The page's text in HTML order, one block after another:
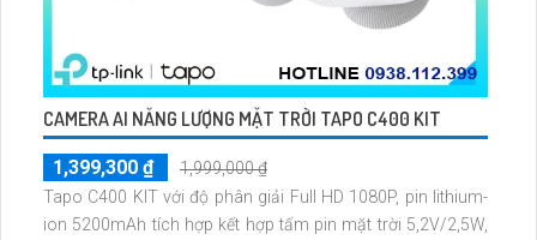
CAMERA AI NĂNG LƯỢNG MẶT TRỜI TAPO C400 KIT
1,399,300 ₫
1,999,000 ₫
Tapo C400 KIT với độ phân giải Full HD 1080P, pin lithium-
ion 5200mAh tích hợp kết hợp tấm pin mặt trời 5,2V/2,5W,